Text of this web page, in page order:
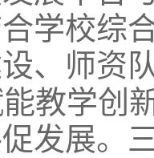
学校综
、师资
教学创
发展。